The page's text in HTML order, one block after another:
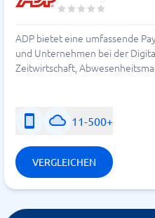
ADP bietet eine umfassende
und Unternehmen bei der
Zeitwirtschaft,
11-500+
VERGLEICHEN